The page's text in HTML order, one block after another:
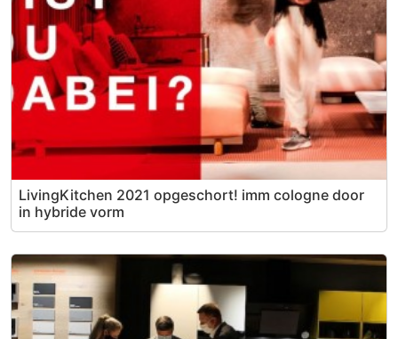
LivingKitchen 2021 opgeschort! imm cologne door
in hybride vorm